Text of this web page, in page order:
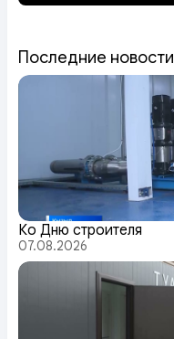
Последние новости
Ко Дню строителя
07.08.2026